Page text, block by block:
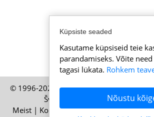
© 1996-2026 Uudisedsveitsist.ee – HELP
Šveits väljaanne – Kõik õigused
Meist| Kontakt|Kasutustingimused|
Küpsiste seaded
Kasutame küpsiseid teie
parandamiseks. Võite
tagasi lükata. Rohkem
Nõustu